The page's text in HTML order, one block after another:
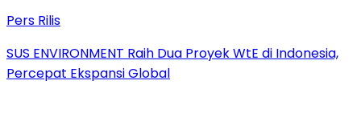
Pers Rilis
SUS ENVIRONMENT Raih Dua Proyek WtE di Indonesia,
Percepat Ekspansi Global